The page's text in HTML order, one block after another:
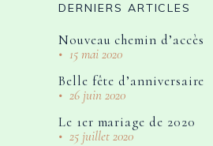
DERNIERS ARTICLES
Nouveau chemin d’accès
15 mai 2020
Belle fête d’anniversaire
26 juin 2020
Le 1er mariage de 2020
25 juillet 2020